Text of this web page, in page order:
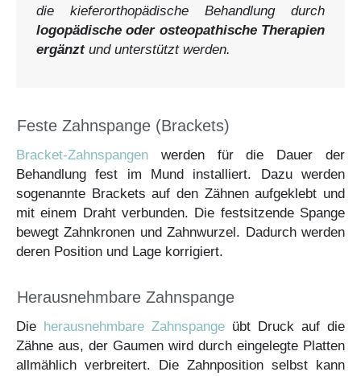
die kieferorthopädische Behandlung durch
logopädische oder osteopathische Therapien
ergänzt und unterstützt werden.
Feste Zahnspange (Brackets)
Bracket-Zahnspangen werden für die Dauer der
Behandlung fest im Mund installiert. Dazu werden
sogenannte Brackets auf den Zähnen aufgeklebt und
mit einem Draht verbunden. Die festsitzende Spange
bewegt Zahnkronen und Zahnwurzel. Dadurch werden
deren Position und Lage korrigiert.
Herausnehmbare Zahnspange
Die herausnehmbare Zahnspange übt Druck auf die
Zähne aus, der Gaumen wird durch eingelegte Platten
allmählich verbreitert. Die Zahnposition selbst kann